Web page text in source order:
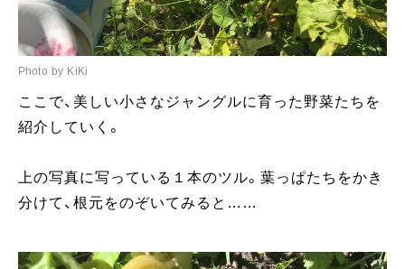
Photo by KiKi
ここで、美しい小さなジャングルに育った野菜たちを
紹介していく。
上の写真に写っている１本のツル。葉っぱたちをかき
分けて、根元をのぞいてみると……